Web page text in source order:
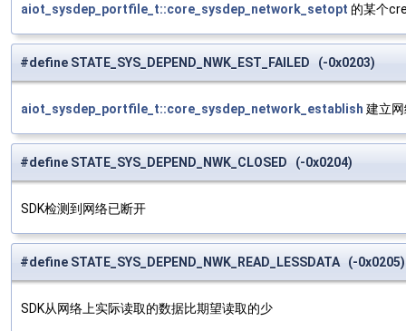
aiot_sysdep_portfile_t::core_sysdep_network_setopt 的某个
#define STATE_SYS_DEPEND_NWK_EST_FAILED (-0x0203)
aiot_sysdep_portfile_t::core_sysdep_network_establish 建立
#define STATE_SYS_DEPEND_NWK_CLOSED (-0x0204)
SDK检测到网络已断开
#define STATE_SYS_DEPEND_NWK_READ_LESSDATA (-0x0205)
SDK从网络上实际读取的数据比期望读取的少